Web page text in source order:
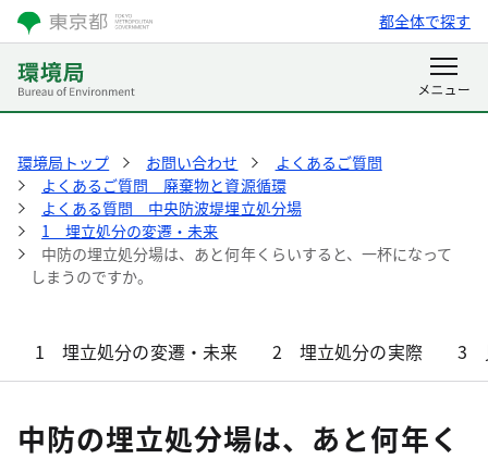
都全体で探す
環境局トップ お問い合わせ
よくあるご質問
よくあるご質問 廃棄物と資源循環
よくある質問 中央防波堤埋立処分場
1 埋立処分の変遷・未来
中防の埋立処分場は、あと何年くらいすると、一杯になって
しまうのですか。
1 埋立処分の変遷・未来 2 埋立処分の実際 3
中防の埋立処分場は、あと何年く